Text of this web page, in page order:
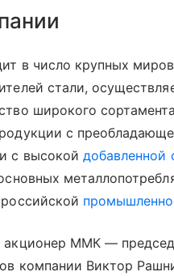
в число крупных
стали,
широкого сортамента
с
с высокой добавленной
акционер ММК —
компании Виктор